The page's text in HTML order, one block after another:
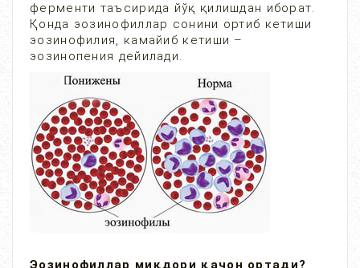
ферменти таъсирида йўқ қилишдан иборат.
Қонда эозинофиллар сонини ортиб кетиши
эозинофилия, камайиб кетиши –
эозинопения дейилади.
Эозинофиллар миқдори қачон ортади?